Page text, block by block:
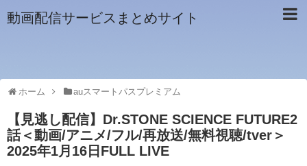
動画配信サービスまとめサイト
ホーム auスマートパスプレミアム
【見逃し配信】Dr.STONE SCIENCE FUTURE2
話＜動画/アニメ/フル/再放送/無料視聴/tver＞
2025年1月16日FULL LIVE